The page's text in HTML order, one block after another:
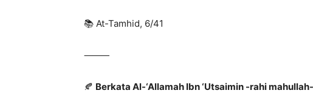
📚 At-Tamhid, 6/41
⸻
🍂 Berkata Al-‘Allamah Ibn ‘Utsaimin -rahi